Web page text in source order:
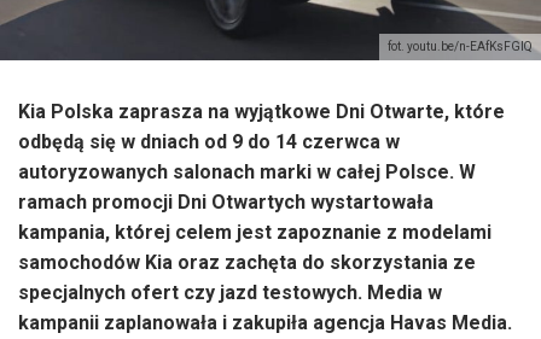
fot. youtu.be/n-EAfKsFGIQ
Kia Polska zaprasza na wyjątkowe Dni Otwarte, które
odbędą się w dniach od 9 do 14 czerwca w
autoryzowanych salonach marki w całej Polsce. W
ramach promocji Dni Otwartych wystartowała
kampania, której celem jest zapoznanie z modelami
samochodów Kia oraz zachęta do skorzystania ze
specjalnych ofert czy jazd testowych. Media w
kampanii zaplanowała i zakupiła agencja Havas Media.